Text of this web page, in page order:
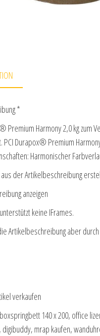
*
Premium Harmony 2,0 kg zum
PCI Durapox® Premium
Harmonischer
der Artikelbeschreibung
anzeigen
keine IFrames.
Artikelbeschreibung aber
verkaufen
140 x 200, office
digibuddy, mrap kaufen,